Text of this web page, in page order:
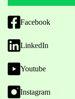
Facebook
LinkedIn
Youtube
Instagram